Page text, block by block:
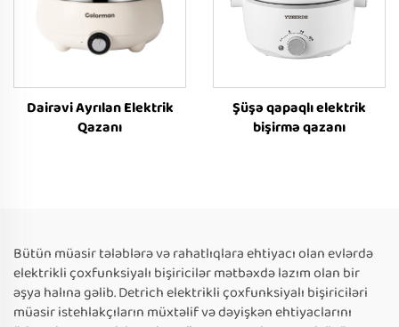
Dairəvi Ayrılan Elektrik
Qazanı
Şüşə qapaqlı elektrik
bişirmə qazanı
Bütün müasir tələblərə və rahatlıqlara ehtiyacı olan evlərdə
elektrikli çoxfunksiyalı bişiricilər mətbəxdə lazım olan bir
əşya halına gəlib. Detrich elektrikli çoxfunksiyalı bişiriciləri
müasir istehlakçıların müxtəlif və dəyişkən ehtiyaclarını